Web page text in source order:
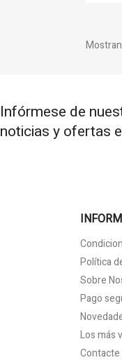
Infórmese de
noticias y ofertas
Política
Sobre
Pago
Los más